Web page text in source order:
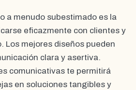
a menudo subestimado es la
eficazmente con clientes y
Los mejores diseños pueden
clara y asertiva.
comunicativas te permitirá
en soluciones tangibles y